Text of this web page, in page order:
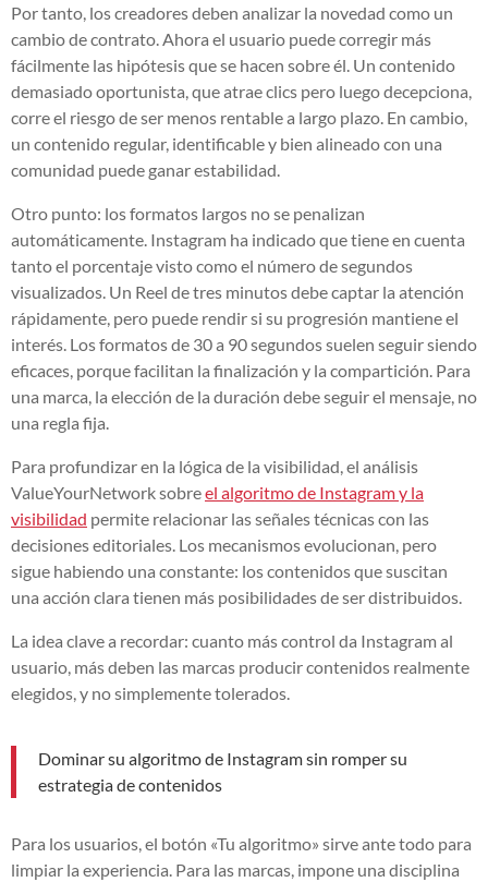
Por tanto, los creadores deben analizar la novedad como un
cambio de contrato. Ahora el usuario puede corregir más
fácilmente las hipótesis que se hacen sobre él. Un contenido
demasiado oportunista, que atrae clics pero luego decepciona,
corre el riesgo de ser menos rentable a largo plazo. En cambio,
un contenido regular, identificable y bien alineado con una
comunidad puede ganar estabilidad.
Otro punto: los formatos largos no se penalizan
automáticamente. Instagram ha indicado que tiene en cuenta
tanto el porcentaje visto como el número de segundos
visualizados. Un Reel de tres minutos debe captar la atención
rápidamente, pero puede rendir si su progresión mantiene el
interés. Los formatos de 30 a 90 segundos suelen seguir siendo
eficaces, porque facilitan la finalización y la compartición. Para
una marca, la elección de la duración debe seguir el mensaje, no
una regla fija.
Para profundizar en la lógica de la visibilidad, el análisis
ValueYourNetwork sobreel algoritmo de Instagram y la
visibilidad permite relacionar las señales técnicas con las
decisiones editoriales. Los mecanismos evolucionan, pero
sigue habiendo una constante: los contenidos que suscitan
una acción clara tienen más posibilidades de ser distribuidos.
La idea clave a recordar: cuanto más control da Instagram al
usuario, más deben las marcas producir contenidos realmente
elegidos, y no simplemente tolerados.
Dominar su algoritmo de Instagram sin romper su
estrategia de contenidos
Para los usuarios, el botón «Tu algoritmo» sirve ante todo para
limpiar la experiencia. Para las marcas, impone una disciplina